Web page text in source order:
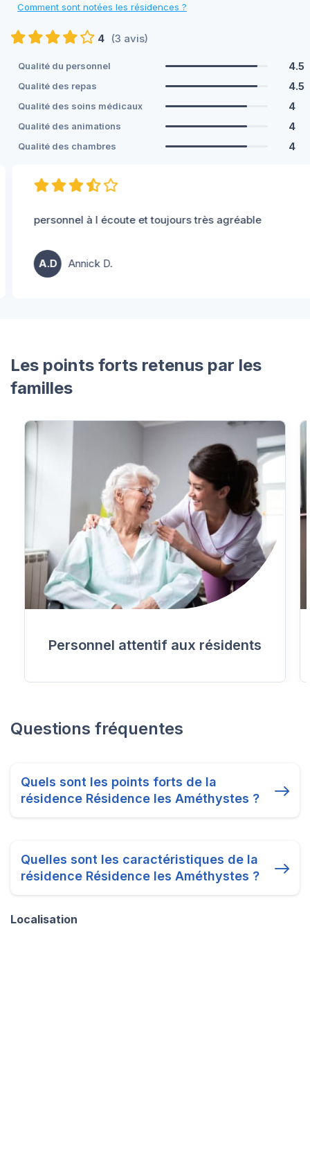
Comment sont notées les résidences ?
4 (3 avis)
Qualité du personnel 4.5
Qualité des repas 4.5
Qualité des soins médicaux 4
Qualité des animations 4
Qualité des chambres 4
personnel à l écoute et toujours très agréable
A.D Annick D.
Les points forts retenus par les
familles
Personnel attentif aux résidents
Questions fréquentes
Quels sont les points forts de la
résidence Résidence les Améthystes ?
Quelles sont les caractéristiques de la
résidence Résidence les Améthystes ?
Localisation